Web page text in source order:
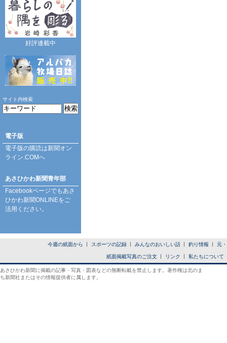
好評連載中
サイト内検索
電子版
電子版の購読は新聞オン
ライン.COMへ
あさひかわ新聞青年部
Facebookページでもあさ
ひかわ新聞ONLINEをご
活用ください。
今週の紙面から スポーツの記録 みんなのおいしい話 釣り情報 元
紙面掲載写真のご注文 リンク 私たちについて
あさひかわ新聞に掲載の記事・写真・図表などの無断転載を禁止します。著作権は北のま
ち新聞社またはその情報提供者に属します。